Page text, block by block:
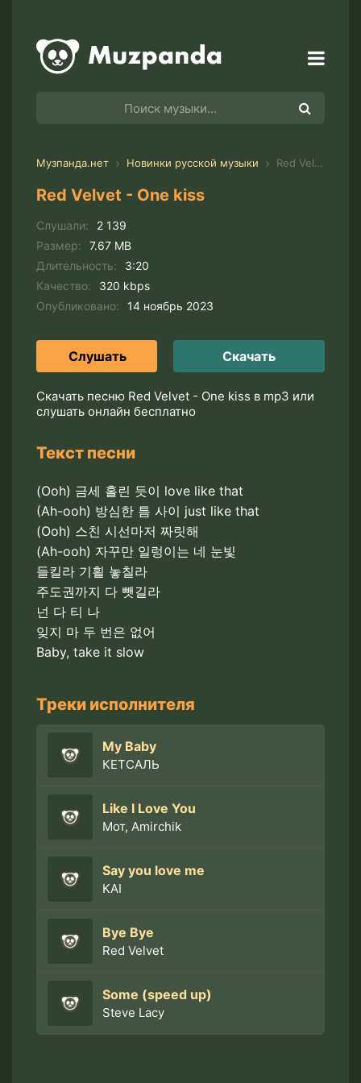
Музпанда.нет Новинки русской музыки Red Velvet - One kiss
Red Velvet - One kiss
Слушали:
2 139
Размер:
7.67 MB
Длительность:
3:20
Качество:
320 kbps
Опубликовано:
14 ноябрь 2023
Слушать Скачать
Скачать песню Red Velvet - One kiss в mp3 или
слушать онлайн бесплатно
Текст песни
(Ooh) 금세 홀린 듯이 love like that
(Ah-ooh) 방심한 틈 사이 just like that
(Ooh) 스친 시선마저 짜릿해
(Ah-ooh) 자꾸만 일렁이는 네 눈빛
들킬라 기횔 놓칠라
주도권까지 다 뺏길라
넌 다 티 나
잊지 마 두 번은 없어
Baby, take it slow
Треки исполнителя
My Baby
КЕТСАЛЬ
Like I Love You
Мот, Amirchik
Say you love me
KAI
Bye Bye
Red Velvet
Some (speed up)
Steve Lacy